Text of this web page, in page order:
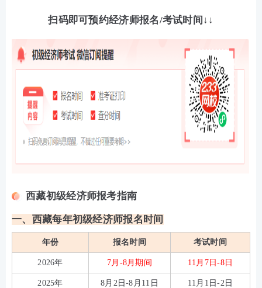
扫码即可预约经济师报名/考试时间↓↓
西藏初级经济师报考指南
一、西藏每年初级经济师报名时间
年份 报名时间 考试时间
2026年 7月-8月期间 11月7日-8日
2025年 8月2日-8月11日 11月1日-2日